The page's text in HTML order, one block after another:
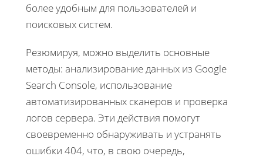
более удобным для пользователей и
поисковых систем.
Резюмируя, можно выделить основные
методы: анализирование данных из Google
Search Console, использование
автоматизированных сканеров и проверка
логов сервера. Эти действия помогут
своевременно обнаруживать и устранять
ошибки 404, что, в свою очередь,